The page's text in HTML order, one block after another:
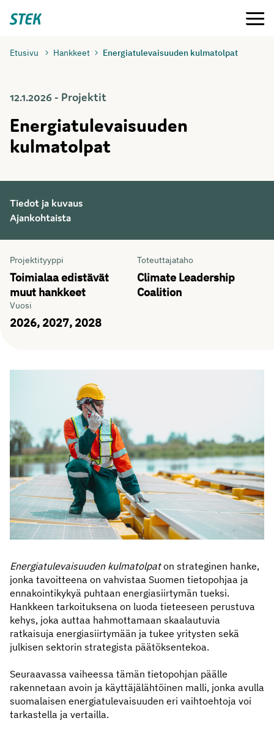
suoraan
Stek Valikko
Etusivu Hankkeet Energiatulevaisuuden kulmatolpat
12.1.2026 - Projektit
Energiatulevaisuuden
kulmatolpat
Tiedot ja kuvaus
Ajankohtaista
Energiatulevaisuuden kulmatolpaton strateginen hanke,
jonka tavoitteena on vahvistaa Suomen tietopohjaa ja
ennakointikykyä puhtaan energiasiirtymän tueksi.
Hankkeen tarkoituksena on luoda tieteeseen perustuva
kehys, joka auttaa hahmottamaan skaalautuvia
ratkaisuja energiasiirtymään ja tukee yritysten sekä
julkisen sektorin strategista päätöksentekoa.
Seuraavassa vaiheessa tämän tietopohjan päälle
rakennetaan avoin ja käyttäjälähtöinen malli, jonka avulla
suomalaisen energiatulevaisuuden eri vaihtoehtoja voi
tarkastella ja vertailla.
Tiedot
Projektityyppi
Toimialaa edistävät
muut hankkeet
Toteuttajataho
Climate Leadership
Coalition
Vuosi
2026, 2027, 2028